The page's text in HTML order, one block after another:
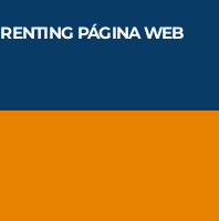
RENTING PÁGINA WEB